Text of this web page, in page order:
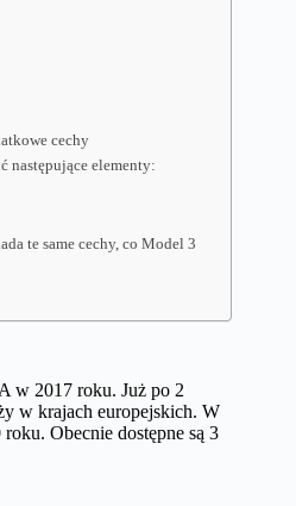
cechy
następujące elementy:
te same cechy, co Model 3
w 2017 roku. Już po 2
w krajach europejskich. W
Obecnie dostępne są 3